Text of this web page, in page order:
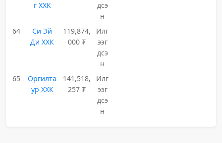
г ХХК
дсэ
н
64
Си Эй
Ди ХХК
119,874,
000 ₮
Илг
ээг
дсэ
н
65
Оргилта
ур ХХК
141,518,
257 ₮
Илг
ээг
дсэ
н